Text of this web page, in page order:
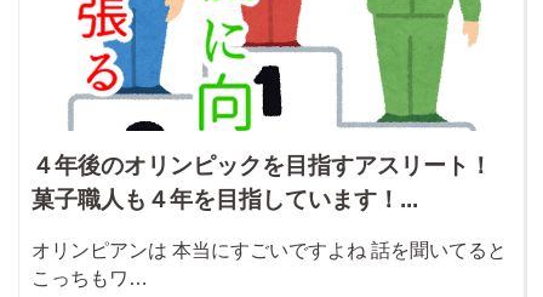
４年後のオリンピックを目指すアスリート！
菓子職人も４年を目指しています！...
オリンピアンは 本当にすごいですよね 話を聞いてると
こっちもワ…